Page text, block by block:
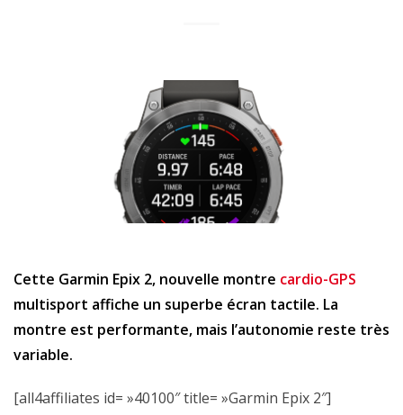
Cette Garmin Epix 2, nouvelle montre cardio-GPS
multisport affiche un superbe écran tactile. La
montre est performante, mais l’autonomie reste très
variable.
[all4affiliates id= »40100″ title= »Garmin Epix 2″]